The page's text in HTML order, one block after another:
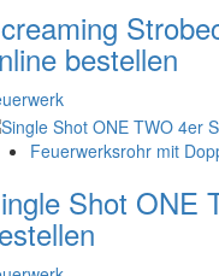
bestellen
Feuerwerksrohr mit
Shot ONE